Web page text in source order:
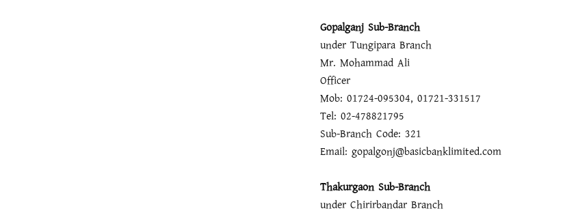
Gopalganj Sub-Branch
under Tungipara Branch
Mr. Mohammad Ali
Officer
Mob: 01724-095304, 01721-331517
Tel: 02-478821795
Sub-Branch Code: 321
Email: gopalgonj@basicbanklimited.com
Thakurgaon Sub-Branch
under Chirirbandar Branch